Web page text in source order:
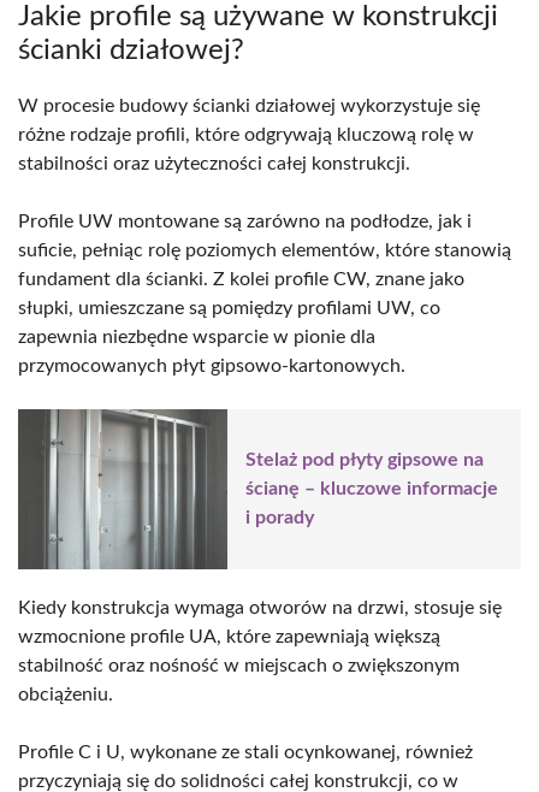
Jakie profile są używane w konstrukcji
ścianki działowej?
W procesie budowy ścianki działowej wykorzystuje się
różne rodzaje profili, które odgrywają kluczową rolę w
stabilności oraz użyteczności całej konstrukcji.
Profile UW montowane są zarówno na podłodze, jak i
suficie, pełniąc rolę poziomych elementów, które stanowią
fundament dla ścianki. Z kolei profile CW, znane jako
słupki, umieszczane są pomiędzy profilami UW, co
zapewnia niezbędne wsparcie w pionie dla
przymocowanych płyt gipsowo-kartonowych.
Stelaż pod płyty gipsowe na
ścianę – kluczowe informacje
i porady
Kiedy konstrukcja wymaga otworów na drzwi, stosuje się
wzmocnione profile UA, które zapewniają większą
stabilność oraz nośność w miejscach o zwiększonym
obciążeniu.
Profile C i U, wykonane ze stali ocynkowanej, również
przyczyniają się do solidności całej konstrukcji, co w